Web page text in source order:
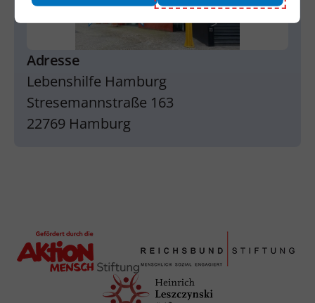
Adresse
Lebenshilfe Hamburg
Stresemannstraße 163
22769 Hamburg